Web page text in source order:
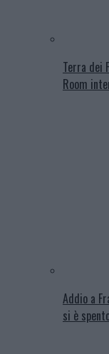
Terra dei
Room
Addio a
si è